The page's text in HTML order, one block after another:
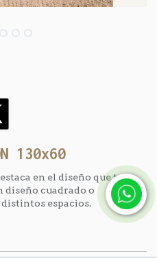
130x60
en el diseño que trae
diseño cuadrado o
espacios.